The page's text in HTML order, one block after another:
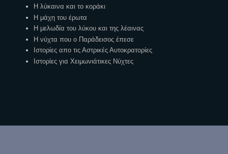
Η λύκαινα και το κοράκι
Η μάχη του έρωτα
Η μελωδία του λύκου και της λέαινας
Η νύχτα που ο Παράδεισος έπεσε
Ιστορίες απο τις Αστρικές Αυτοκρατορίες
Ιστορίες για Χειμωνιάτικες Νύχτες